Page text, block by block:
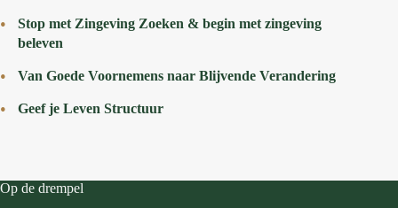
Stop met Zingeving Zoeken & begin met zingeving
beleven
Van Goede Voornemens naar Blijvende Verandering
Geef je Leven Structuur
Op de drempel